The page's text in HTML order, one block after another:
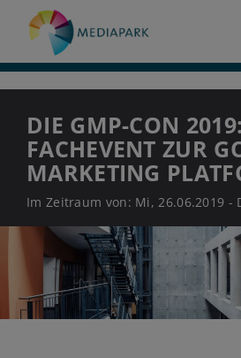
DIE GMP-CON
FACHEVENT ZUR
MARKETING
Im Zeitraum von: Mi, 26.06.2019 -